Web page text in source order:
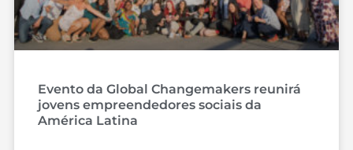
Evento da Global Changemakers reunirá
jovens empreendedores sociais da
América Latina